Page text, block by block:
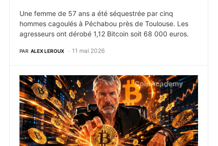
Une femme de 57 ans a été séquestrée par cinq
hommes cagoulés à Péchabou près de Toulouse. Les
agresseurs ont dérobé 1,12 Bitcoin soit 68 000 euros.
PAR ALEX LEROUX 11 mai 2026
Strategy achètera 10 à 20 bitcoins pour chaque